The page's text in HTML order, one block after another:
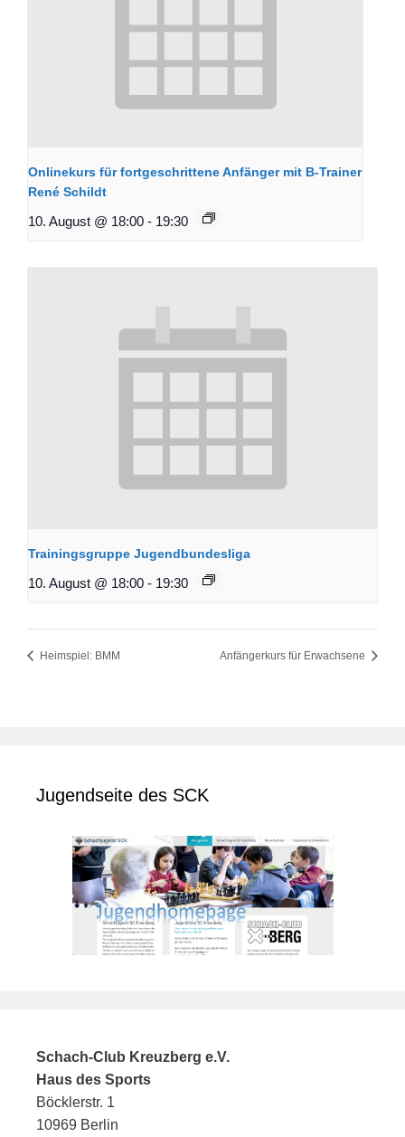
Onlinekurs für fortgeschrittene Anfänger mit B-Trainer
René Schildt
10. August @ 18:00 - 19:30
Trainingsgruppe Jugendbundesliga
10. August @ 18:00 - 19:30
Heimspiel: BMM Anfängerkurs für Erwachsene
Jugendseite des SCK
Schach-Club Kreuzberg e.V.
Haus des Sports
Böcklerstr. 1
10969 Berlin